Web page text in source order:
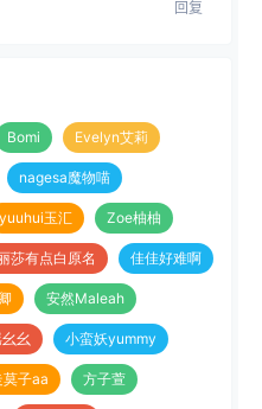
回复
Bomi Evelyn艾莉
nagesa魔物喵
yuuhui玉汇 Zoe柚柚
莎有点白原名 佳佳好难啊
安然Maleah
幺 小蛮妖yummy
莫子aa 方子萱